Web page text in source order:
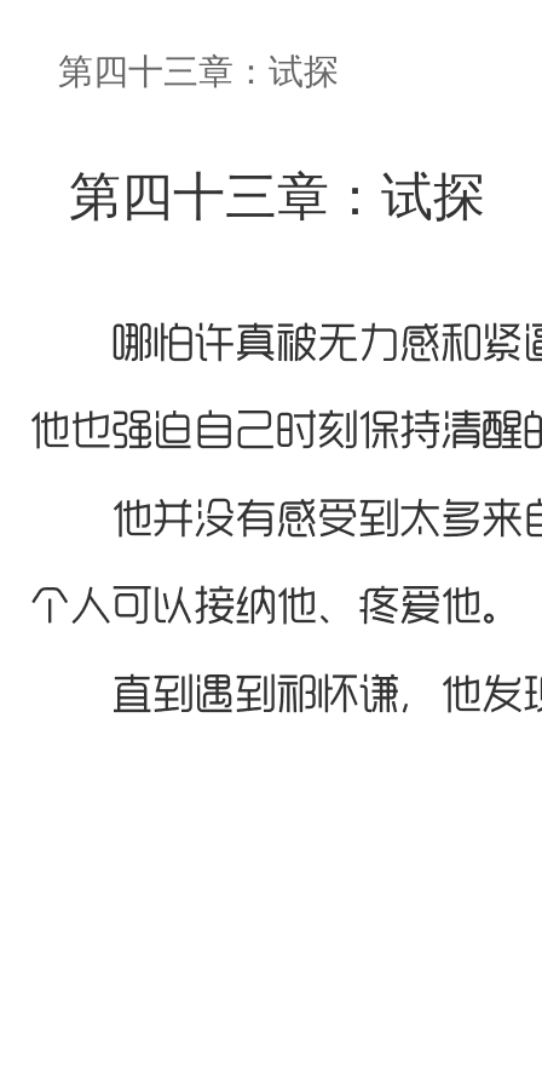
第四十三章：试探
第四十三章：试探